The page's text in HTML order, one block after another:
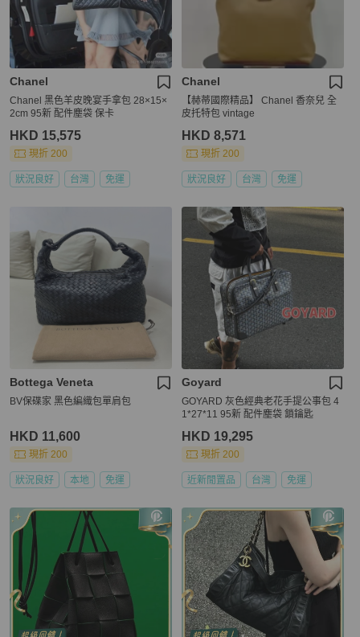
Chanel
Chanel 黑色羊皮晚宴手拿包 28×15×
2cm 95新 配件塵袋 保卡
HKD 15,575
現折 200
狀況良好 台灣 免運
Chanel
【赫蒂國際精品】 Chanel 香奈兒 全
皮托特包 vintage
HKD 8,571
現折 200
狀況良好 台灣 免運
Bottega Veneta
BV保碟家 黑色編織包單肩包
HKD 11,600
現折 200
狀況良好 本地 免運
Goyard
GOYARD 灰色經典老花手提公事包 4
1*27*11 95新 配件塵袋 鎖鑰匙
HKD 19,295
現折 200
近新閒置品 台灣 免運